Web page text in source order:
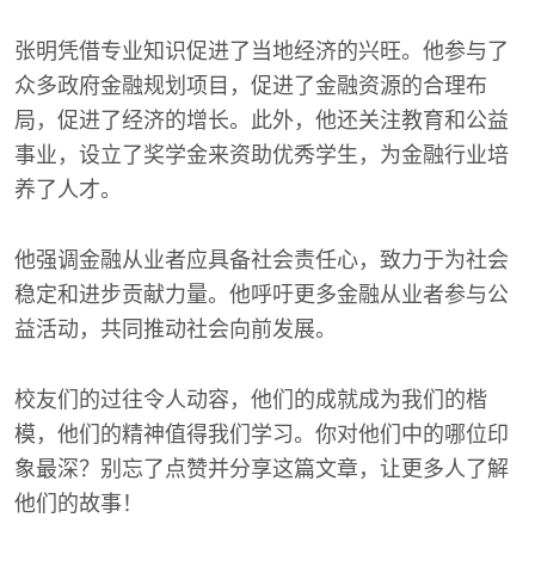
张明凭借专业知识促进了当地经济的兴旺。他参与了
众多政府金融规划项目，促进了金融资源的合理布
局，促进了经济的增长。此外，他还关注教育和公益
事业，设立了奖学金来资助优秀学生，为金融行业培
养了人才。
他强调金融从业者应具备社会责任心，致力于为社会
稳定和进步贡献力量。他呼吁更多金融从业者参与公
益活动，共同推动社会向前发展。
校友们的过往令人动容，他们的成就成为我们的楷
模，他们的精神值得我们学习。你对他们中的哪位印
象最深？别忘了点赞并分享这篇文章，让更多人了解
他们的故事！